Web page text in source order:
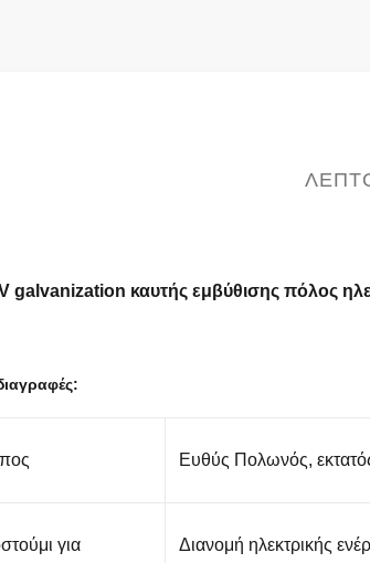
galvanization καυτής εμβύθισης πόλος
Ευθύς Πολωνός,
για Διανομή ηλεκτρικής